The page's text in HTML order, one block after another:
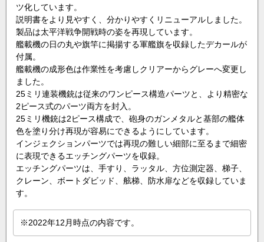
ツ化しています。
説明書をより見やすく、分かりやすくリニューアルしました。
製品は太平洋戦争開戦時の姿を再現しています。
艦載機の日の丸や旗竿に掲揚する軍艦旗を収録したデカールが
付属。
艦載機の成形色は作業性を考慮しクリアーからグレーへ変更し
ました。
25ミリ連装機銃は従来のワンピース構造パーツと、より精密な
2ピース式のパーツ両方を封入。
25ミリ機銃は2ピース構成で、砲身のガンメタルと基部の艦体
色を塗り分け再現が容易にできるようにしています。
インジェクションパーツでは再現の難しい細部に至るまで細密
に表現できるエッチングパーツを収録。
エッチングパーツは、手すり、ラッタル、方位測定器、梯子、
クレーン、ボートダビッド、舷梯、防水扉などを収録していま
す。
※2022年12月時点の内容です。